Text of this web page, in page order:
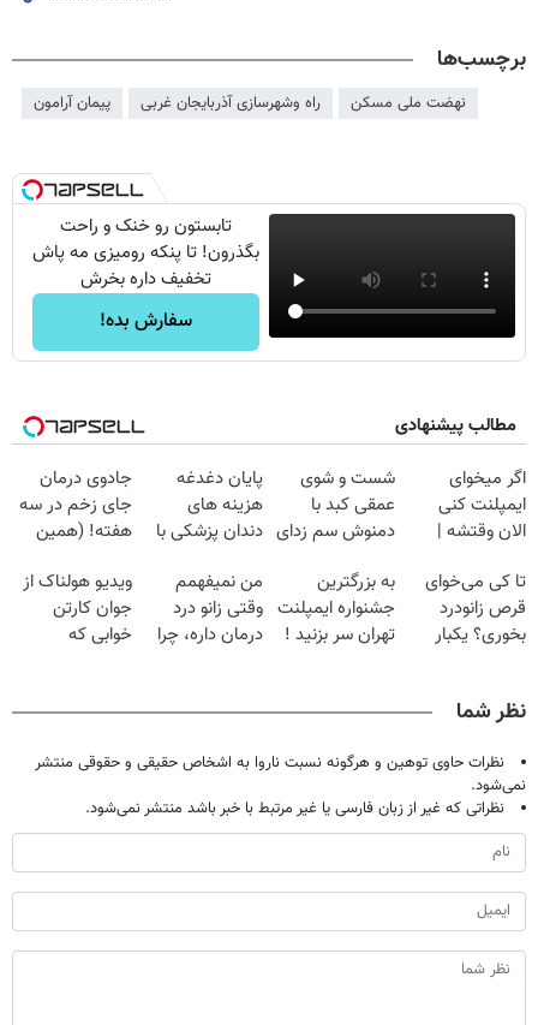
برچسب‌ها
نهضت ملی مسکن راه وشهرسازی آذربایجان غربی پیمان آرامون
تابستون رو خنک و راحت
بگذرون! تا پنکه رومیزی مه پاش
تخفیف داره بخرش
سفارش بده!
مطالب پیشنهادی
اگر میخوای
ایمپلنت کنی
الان وقتشه |
میلیون تومان!!!
شست و شوی
عمقی کبد با
دمنوش سم زدای
پایان دغدغه
هزینه های
دندان پزشکی با
خانگی
جادوی درمان
جای زخم در سه
هفته! (همین
صحبت کنید)
تا کی می‌خوای
قرص زانودرد
بخوری؟ یکبار
به بزرگترین
جشنواره ایمپلنت
تهران سر بزنید !
من نمیفهمم
وقتی زانو درد
درمان داره، چرا
ویدیو هولناک از
جوان کارتن
خوابی که
نظر شما
نظرات حاوی توهین و هرگونه نسبت ناروا به اشخاص حقیقی و حقوقی منتشر
نمی‌شود.
نظراتی که غیر از زبان فارسی یا غیر مرتبط با خبر باشد منتشر نمی‌شود.